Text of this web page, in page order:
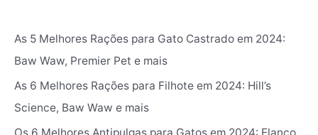
i
s
a
r
p
As 5 Melhores Rações para Gato Castrado em 2024:
Baw Waw, Premier Pet e mais
As 6 Melhores Rações para Filhote em 2024: Hill’s
Science, Baw Waw e mais